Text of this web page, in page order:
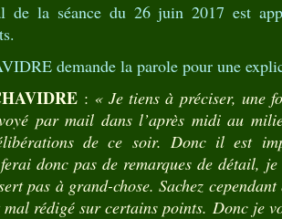
de la séance du 26 juin 2017 est
demande la parole pour une
: « Je tiens à préciser, une
par mail dans l’après midi au
de ce soir. Donc il est
donc pas de remarques de détail,
pas à grand-chose. Sachez
rédigé sur certains points. Donc je